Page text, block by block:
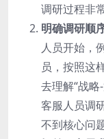
调研过程非
明确调研顺
人员开始
员，按照这
去理解“战
客服人员调
不到核心问题